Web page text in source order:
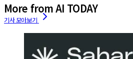
More from AI TODAY